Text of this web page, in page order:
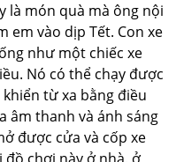
là món quà mà ông nội
em vào dịp Tết. Con xe
như một chiếc xe
Nó có thể chạy được
từ xa bằng điều
âm thanh và ánh sáng
được cửa và cốp xe